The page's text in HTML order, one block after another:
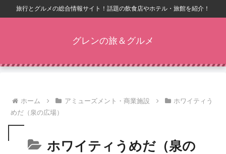
旅行とグルメの総合情報サイト！話題の飲食店やホテル・旅館を紹介！
グレンの旅＆グルメ
ホーム アミューズメント・商業施設
ホワイティう
めだ（泉の広場）
ホワイティうめだ（泉の